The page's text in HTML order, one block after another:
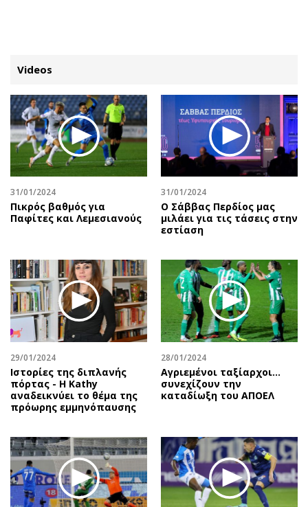
ΚΑΤΗΓΟΡΙΕΣ ΣΥΝΔΕΣΗ
Κύπρος
Παιδεία
Υγεία
Πολιτική
Βουλευτικές 2026
Προεδρικές 2023
Δημοσκοπήσεις
Διπλωματία
Αθλητισμός
Κύπρος
Ελλάδα
Διεθνή
Κληρώσεις Allwyn
Οικονομία
Real Estate
Επιχειρήσεις
Αγορές
Απόψεις
Αρθρογραφία
The Hill
Υγεία
Αγγελίες
Πωλούνται
Ζητούν εργασία
Θέσεις εργασίας
Geek
Νέα
Κινητά-tablets
Social
Αυτοκίνηση
Πολιτική
Οικονομία
Γενικά
Αναδρομές
Videos
31/01/2024
Πικρός βαθμός για
Παφίτες και Λεμεσιανούς
31/01/2024
Ο Σάββας Περδίος μας
μιλάει για τις τάσεις στην
εστίαση
29/01/2024
Ιστορίες της διπλανής
πόρτας - Η Kathy
αναδεικνύει το θέμα της
πρόωρης εμμηνόπαυσης
28/01/2024
Αγριεμένοι ταξίαρχοι...
συνεχίζουν την
καταδίωξη του ΑΠΟΕΛ